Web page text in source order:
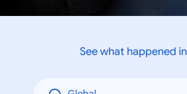
See what happened in